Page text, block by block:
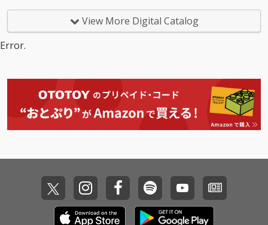
ーティスト陣の魅力と
感が凝縮した楽曲をぜ
ひ余すところなく体感
してください。
シャルミニアルバム。
ZUNTATAのMASAKI、
View More Digital Catalog
Error.